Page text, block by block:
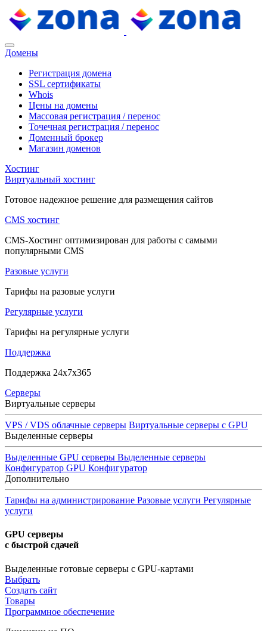
Домены
Регистрация домена
SSL сертификаты
Whois
Цены на домены
Массовая регистрация / перенос
Точечная регистрация / перенос
Доменный брокер
Магазин доменов
Хостинг
Виртуальный хостинг
Готовое надежное решение для размещения сайтов
CMS хостинг
CMS-Хостинг оптимизирован для работы с самыми
популярными CMS
Разовые услуги
Тарифы на разовые услуги
Регулярные услуги
Тарифы на регулярные услуги
Поддержка
Поддержка 24x7x365
Серверы
Виртуальные серверы
VPS / VDS облачные серверы Виртуальные серверы с GPU
Выделенные серверы
Выделенные GPU серверы Выделенные серверы
Конфигуратор GPU Конфигуратор
Дополнительно
Тарифы на администрирование Разовые услуги Регулярные
услуги
GPU серверы
с быстрой сдачей
Выделенные готовые серверы с GPU-картами
Выбрать
Создать сайт
Товары
Программное обеспечение